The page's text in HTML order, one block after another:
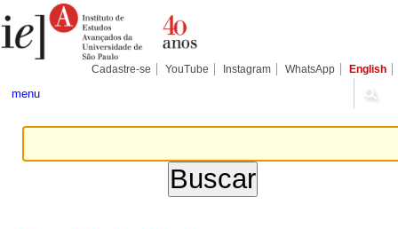
para
conteúdo.
Pessoais
Cadastre-se YouTube Instagram WhatsApp English
menu